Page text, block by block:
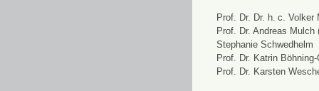
Prof. Dr. Dr. h. c. Volker
Prof. Dr. Andreas
Stephanie Schwedhelm
Prof. Dr. Katrin
Prof. Dr. Karsten